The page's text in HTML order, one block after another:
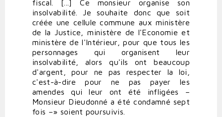
fiscal. [...] Ce monsieur organise son
insolvabilité. Je souhaite donc que soit
créée une cellule commune aux ministère
de la Justice, ministère de l'Economie et
ministère de l'Intérieur, pour que tous les
personnages qui organisent leur
insolvabilité, alors qu'ils ont beaucoup
d'argent, pour ne pas respecter la loi,
c'est-à-dire pour ne pas payer les
amendes qui leur ont été infligées –
Monsieur Dieudonné a été condamné sept
fois –» soient poursuivis.